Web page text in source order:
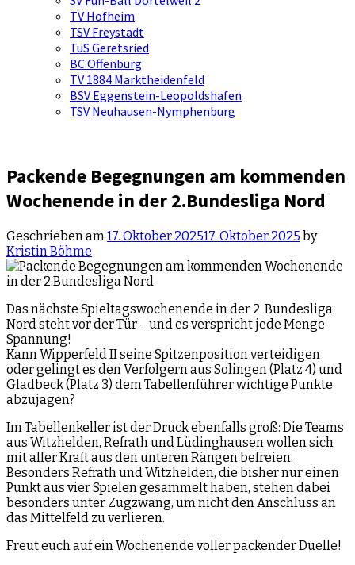
TV Hofheim
TSV Freystadt
TuS Geretsried
BC Offenburg
TV 1884 Marktheidenfeld
BSV Eggenstein-Leopoldshafen
TSV Neuhausen-Nymphenburg
Packende Begegnungen am kommenden
Wochenende in der 2.Bundesliga Nord
Geschrieben am 17. Oktober 202517. Oktober 2025 by
Kristin Böhme
Das nächste Spieltagswochenende in der 2. Bundesliga
Nord steht vor der Tür – und es verspricht jede Menge
Spannung!
Kann Wipperfeld II seine Spitzenposition verteidigen
oder gelingt es den Verfolgern aus Solingen (Platz 4) und
Gladbeck (Platz 3) dem Tabellenführer wichtige Punkte
abzujagen?
Im Tabellenkeller ist der Druck ebenfalls groß: Die Teams
aus Witzhelden, Refrath und Lüdinghausen wollen sich
mit aller Kraft aus den unteren Rängen befreien.
Besonders Refrath und Witzhelden, die bisher nur einen
Punkt aus vier Spielen gesammelt haben, stehen dabei
besonders unter Zugzwang, um nicht den Anschluss an
das Mittelfeld zu verlieren.
Freut euch auf ein Wochenende voller packender Duelle!